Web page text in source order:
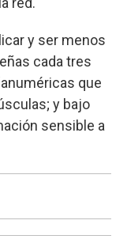
y ser menos
cada tres
que
y bajo
sensible a